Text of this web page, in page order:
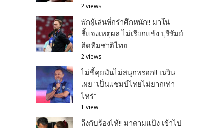
2 views
พักผู้เล่นที่กรำศึกหนัก!! มาโน่
ชี้แจงเหตุผล ไม่เรียกแข้ง บุรีรัมย์
ติดทีมชาติไทย
2 views
ไม่ขี้คุยมันไม่สนุกหรอก!! เนวิน
เผย “เป็นแชมป์ไทยไม่ยากเท่า
ไหร่”
1 view
ถึงกับร้องไห้!! มาดามแป้ง เข้าไป